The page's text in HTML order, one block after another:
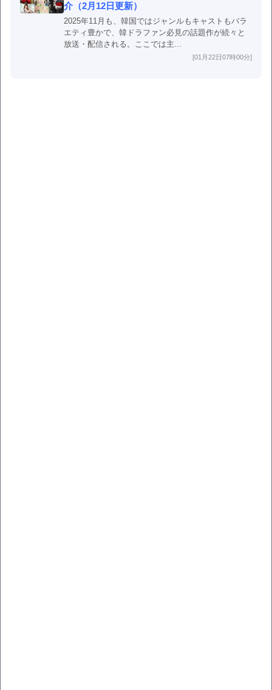
介（2月12日更新）
2025年11月も、韓国ではジャンルもキャストもバラ
エティ豊かで、韓ドラファン必見の話題作が続々と
放送・配信される。ここでは主...
[01月22日07時00分]